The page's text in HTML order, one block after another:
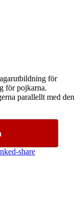
för
för pojkarna.
parallellt med den